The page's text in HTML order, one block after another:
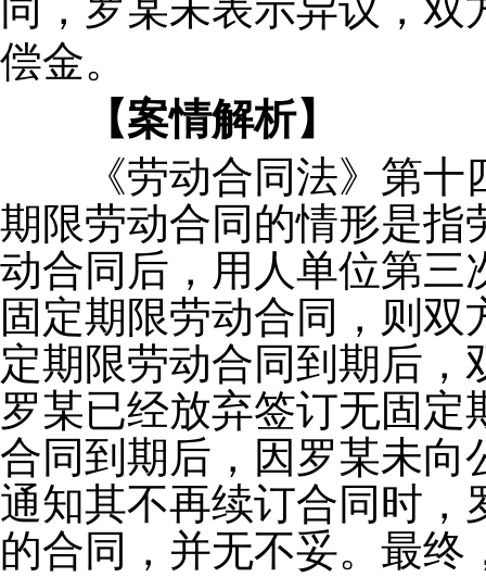
同，罗某未表示异议，
偿金。
【案情解析】
《劳动合同法》第
期限劳动合同的情形是指
动合同后，用人单位第三
固定期限劳动合同，则
定期限劳动合同到期后，
罗某已经放弃签订无固定
合同到期后，因罗某未向
通知其不再续订合同时，
的合同，并无不妥。最终